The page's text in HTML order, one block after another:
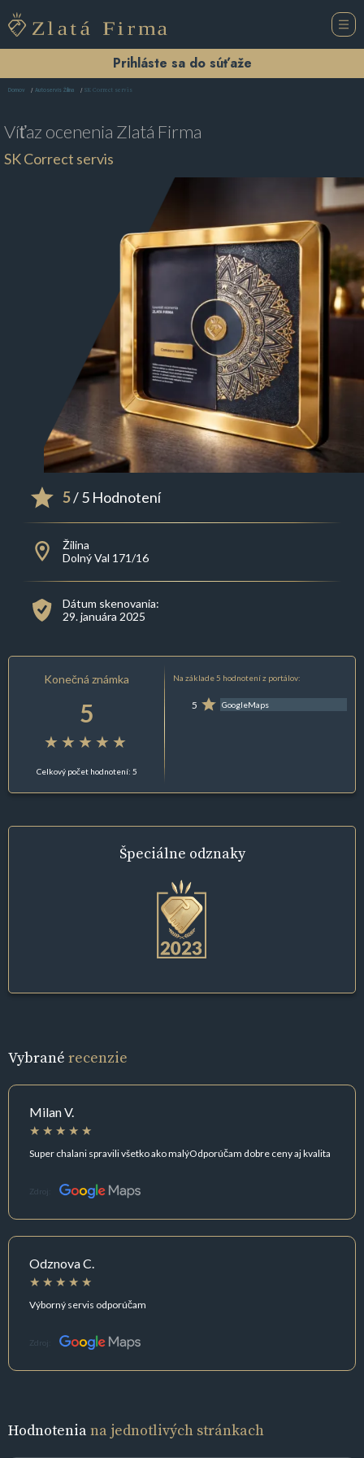
Prihláste sa do súťaže
Domov Autoservis Žilina SK Correct servis
Víťaz ocenenia Zlatá Firma
SK Correct servis
5/ 5 Hodnotení
Žilina
Dolný Val 171/16
Dátum skenovania:
29. januára 2025
Konečná známka
5
Celkový počet hodnotení: 5
Na základe 5 hodnotení z portálov:
5 GoogleMaps
Špeciálne odznaky
Vybrané recenzie
Milan V.
Super chalani spravili všetko ako malýOdporúčam dobre ceny aj kvalita
Zdroj:
Odznova C.
Výborný servis odporúčam
Zdroj:
Hodnoteniana jednotlivých stránkach